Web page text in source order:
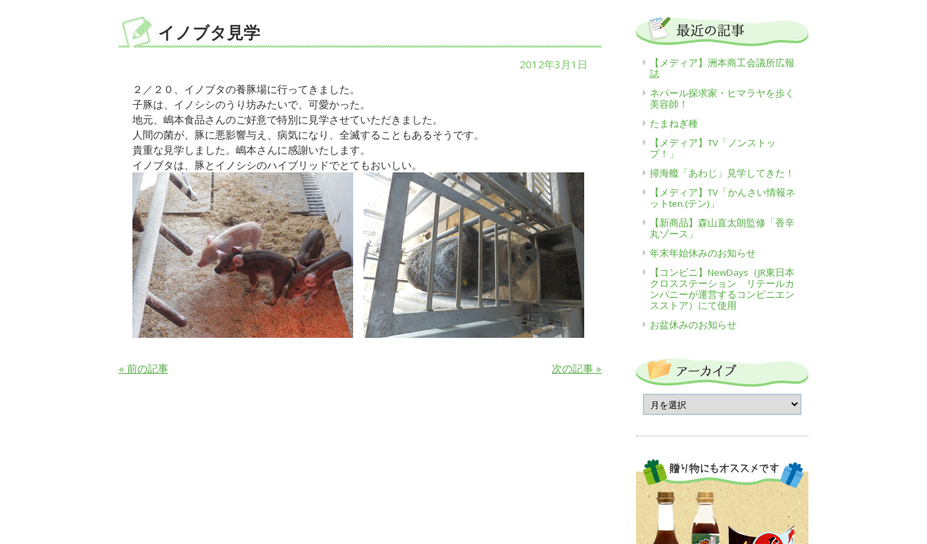
イノブタ見学
2012年3月1日
２／２０、イノブタの養豚場に行ってきました。
子豚は、イノシシのうり坊みたいで、可愛かった。
地元、嶋本食品さんのご好意で特別に見学させていただきました。
人間の菌が、豚に悪影響与え、病気になり、全滅することもあるそうです。
貴重な見学しました。嶋本さんに感謝いたします。
イノブタは、豚とイノシシのハイブリッドでとてもおいしい。
« 前の記事 次の記事 »
【メディア】洲本商工会議所広報
誌
ネパール探求家・ヒマラヤを歩く
美容師！
たまねぎ種
【メディア】TV「ノンストッ
プ！」
掃海艦「あわじ」見学してきた！
【メディア】TV「かんさい情報ネ
ットten.(テン)」
【新商品】森山直太朗監修「香辛
丸ゾース」
年末年始休みのお知らせ
【コンビニ】NewDays（JR東日本
クロスステーション リテールカ
ンパニーが運営するコンビニエン
スストア）にて使用
お盆休みのお知らせ